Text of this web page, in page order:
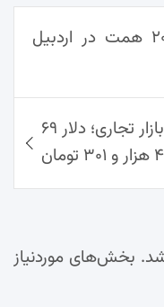
افتتاح ۸۰۰ پروژه به ارزش ۲۰ همت در اردبیل
قیمت خرید ارزهای عمده در بازار تجاری؛ دلار ۶۹
بخش‌های موردنیاز